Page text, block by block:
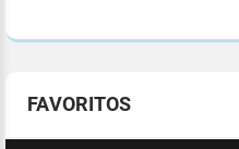
FAVORITOS